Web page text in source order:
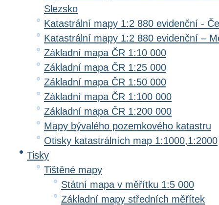
Slezsko
Katastrální mapy 1:2 880 evidenční -
Katastrální mapy 1:2 880 evidenční –
Základní mapa ČR 1:10 000
Základní mapa ČR 1:25 000
Základní mapa ČR 1:50 000
Základní mapa ČR 1:100 000
Základní mapa ČR 1:200 000
Mapy bývalého pozemkového katastru
Otisky katastrálních map 1:1000,1:2000
Tisky
Tištěné mapy
Státní mapa v měřítku 1:5 000
Základní mapy středních měřítek